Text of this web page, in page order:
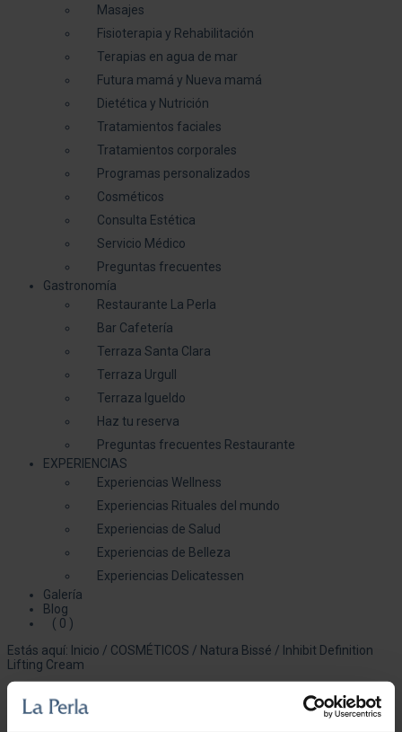
Masajes
Fisioterapia y Rehabilitación
Terapias en agua de mar
Futura mamá y Nueva mamá
Dietética y Nutrición
Tratamientos faciales
Tratamientos corporales
Programas personalizados
Cosméticos
Consulta Estética
Servicio Médico
Preguntas frecuentes
Gastronomía
Restaurante La Perla
Bar Cafetería
Terraza Santa Clara
Terraza Urgull
Terraza Igueldo
Haz tu reserva
Preguntas frecuentes Restaurante
EXPERIENCIAS
Experiencias Wellness
Experiencias Rituales del mundo
Experiencias de Salud
Experiencias de Belleza
Experiencias Delicatessen
Galería
Blog
( 0 )
Estás aquí: Inicio / COSMÉTICOS / Natura Bissé / Inhibit Definition
Lifting Cream
Inhibit Definition Lifting